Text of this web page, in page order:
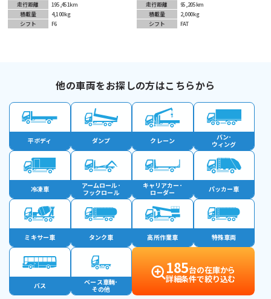
走行距離
195,451km
積載量
4,100kg
シフト
F6
走行距離
95,205km
積載量
2,000kg
シフト
FAT
他の車両をお探しの方はこちらから
平ボディ ダンプ クレーン
バン･
ウィング
冷凍車
アームロール･
フックロール
キャリアカー･
ローダー
パッカー車
ミキサー車 タンク車 高所作業車 特殊車両
バス
ベース車輛･
その他
185台の在庫から
詳細条件で絞り込む